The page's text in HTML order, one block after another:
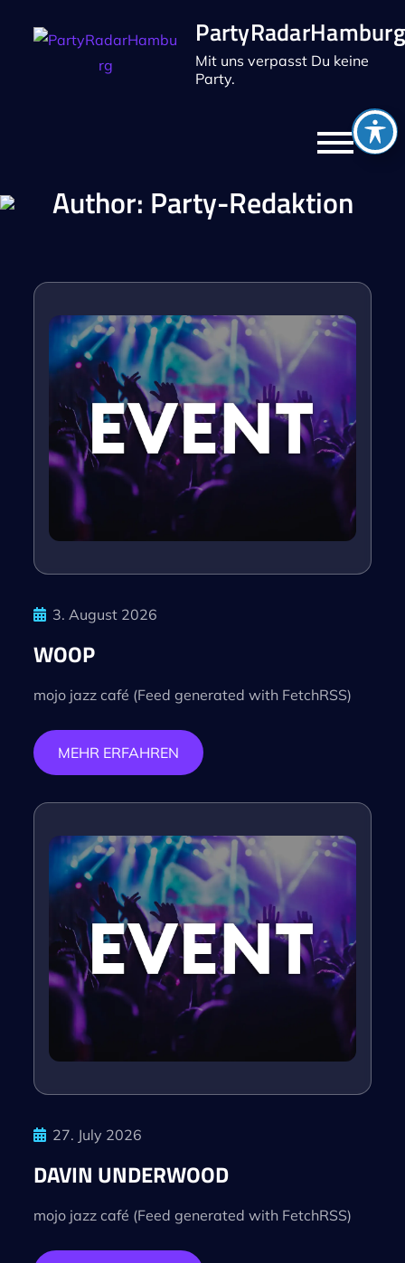
PartyRadarHamburg
Mit uns verpasst Du keine
Party.
Author: Party-Redaktion
3. August 2026
WOOP
mojo jazz café (Feed generated with FetchRSS)
MEHR ERFAHREN
27. July 2026
DAVIN UNDERWOOD
mojo jazz café (Feed generated with FetchRSS)